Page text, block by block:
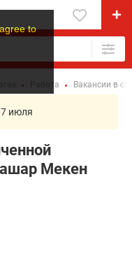
to
Работа Вакансии в
июля
Мекен